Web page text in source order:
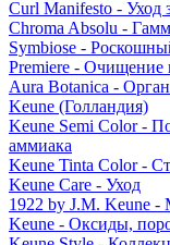
Curl Manifesto -
Chroma Absolu -
Symbiose -
Premiere - Очищение
Aura Botanica -
Keune (Голландия)
Keune Semi Color -
аммиака
Keune Tinta Color -
Keune Care - Уход
1922 by J.M. Keune
Keune - Оксиды,